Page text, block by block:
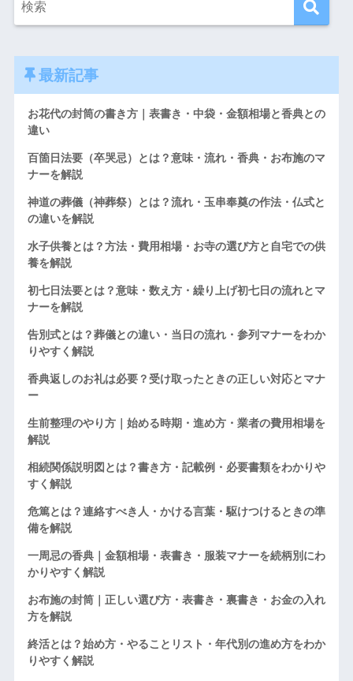
最新記事
お花代の封筒の書き方｜表書き・中袋・金額相場と香典との
違い
百箇日法要（卒哭忌）とは？意味・流れ・香典・お布施のマ
ナーを解説
神道の葬儀（神葬祭）とは？流れ・玉串奉奠の作法・仏式と
の違いを解説
水子供養とは？方法・費用相場・お寺の選び方と自宅での供
養を解説
初七日法要とは？意味・数え方・繰り上げ初七日の流れとマ
ナーを解説
告別式とは？葬儀との違い・当日の流れ・参列マナーをわか
りやすく解説
香典返しのお礼は必要？受け取ったときの正しい対応とマナ
ー
生前整理のやり方｜始める時期・進め方・業者の費用相場を
解説
相続関係説明図とは？書き方・記載例・必要書類をわかりや
すく解説
危篤とは？連絡すべき人・かける言葉・駆けつけるときの準
備を解説
一周忌の香典｜金額相場・表書き・服装マナーを続柄別にわ
かりやすく解説
お布施の封筒｜正しい選び方・表書き・裏書き・お金の入れ
方を解説
終活とは？始め方・やることリスト・年代別の進め方をわか
りやすく解説